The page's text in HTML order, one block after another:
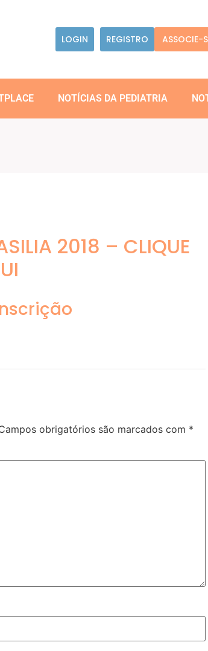
LOGIN REGISTRO ASSOCIE-
NOTÍCIAS DA PEDIATRIA
2018 – CLIQUE
obrigatórios são marcados com *